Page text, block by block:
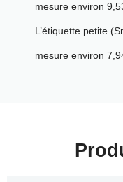
mesure environ
L’étiquette petite
mesure environ